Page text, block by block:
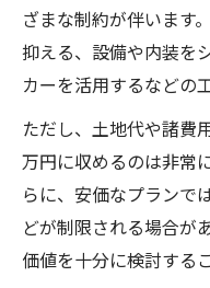
ざまな制約が伴います
抑える、設備や内装を
カーを活用するなどの
ただし、土地代や諸費
万円に収めるのは非常
らに、安価なプランで
どが制限される場合が
価値を十分に検討する